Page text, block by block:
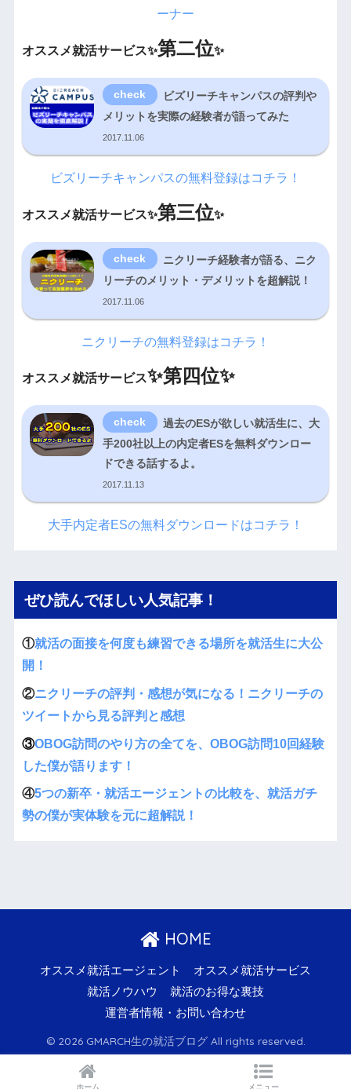
ーナー
オススメ就活サービス✨第二位✨
ビズリーチキャンパスの評判や
メリットを実際の経験者が語ってみた
2017.11.06
ビズリーチキャンパスの無料登録はコチラ！
オススメ就活サービス✨第三位✨
ニクリーチ経験者が語る、ニク
リーチのメリット・デメリットを超解説！
2017.11.06
ニクリーチの無料登録はコチラ！
オススメ就活サービス✨第四位✨
過去のESが欲しい就活生に、大
手200社以上の内定者ESを無料ダウンロー
ドできる話するよ。
2017.11.13
大手内定者ESの無料ダウンロードはコチラ！
ぜひ読んでほしい人気記事！
①就活の面接を何度も練習できる場所を就活生に大公
開！
②ニクリーチの評判・感想が気になる！ニクリーチの
ツイートから見る評判と感想
③OBOG訪問のやり方の全てを、OBOG訪問10回経験
した僕が語ります！
④5つの新卒・就活エージェントの比較を、就活ガチ
勢の僕が実体験を元に超解説！
HOME
オススメ就活エージェント
オススメ就活サービス
就活ノウハウ
就活のお得な裏技
運営者情報・お問い合わせ
© 2026 GMARCH生の就活ブログ All rights reserved.
ホーム メニュー